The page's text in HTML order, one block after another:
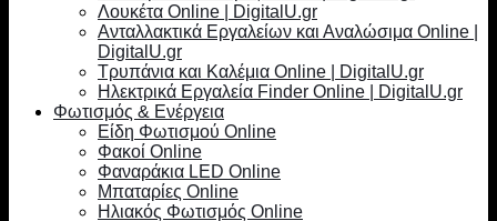
Λουκέτα Online | DigitalU.gr
Ανταλλακτικά Εργαλείων και Αναλώσιμα Online |
DigitalU.gr
Τρυπάνια και Καλέμια Online | DigitalU.gr
Ηλεκτρικά Εργαλεία Finder Online | DigitalU.gr
Φωτισμός & Ενέργεια
Είδη Φωτισμού Online
Φακοί Online
Φαναράκια LED Online
Μπαταρίες Online
Ηλιακός Φωτισμός Online